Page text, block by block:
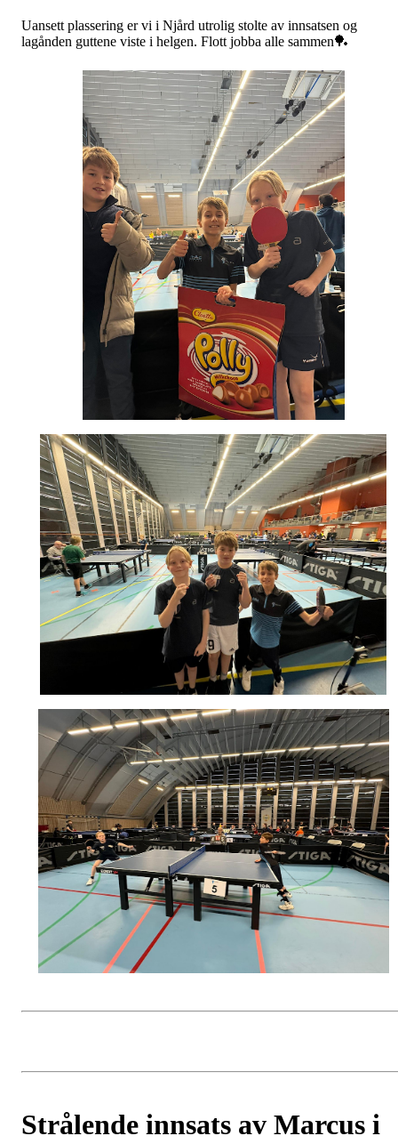
Uansett plassering er vi i Njård utrolig stolte av innsatsen og
lagånden guttene viste i helgen. Flott jobba alle sammen🏓
Strålende innsats av Marcus i